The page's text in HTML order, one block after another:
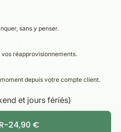
sans y penser.
réapprovisionnements.
depuis votre compte client.
et jours fériés)
-24,90 €